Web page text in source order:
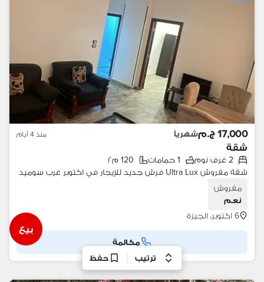
17,000 ج.م شهرياً منذ 4 أيام
شقة
2 غرف نوم 1 حمامات
120 م٢
شقة مفروش Ultra Lux فرش جديد للإيجار في اكتوبر غرب سوميد
مفروش
نعم
6 اكتوبر، الجيزة
مكالمة
بيع
ترتيب حفظ